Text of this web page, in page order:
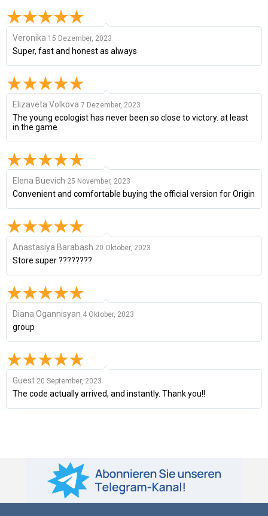
Veronika 15 Dezember, 2023
Super, fast and honest as always
Elizaveta Volkova 7 Dezember, 2023
The young ecologist has never been so close to victory. at least
in the game
Elena Buevich 25 November, 2023
Convenient and comfortable buying the official version for Origin
Anastasiya Barabash 20 Oktober, 2023
Store super ????????
Diana Ogannisyan 4 Oktober, 2023
group
Guest 20 September, 2023
The code actually arrived, and instantly. Thank you!!